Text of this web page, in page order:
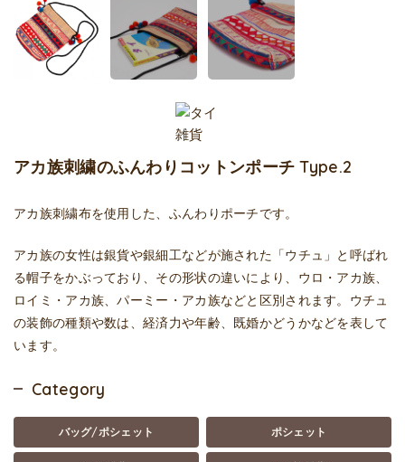
アカ族刺繍のふんわりコットンポーチ Type.2
アカ族刺繍布を使用した、ふんわりポーチです。
アカ族の女性は銀貨や銀細工などが施された「ウチュ」と呼ばれ
る帽子をかぶっており、その形状の違いにより、ウロ・アカ族、
ロイミ・アカ族、パーミー・アカ族などと区別されます。ウチュ
の装飾の種類や数は、経済力や年齢、既婚かどうかなどを表して
います。
Category
バッグ/ポシェット ポシェット